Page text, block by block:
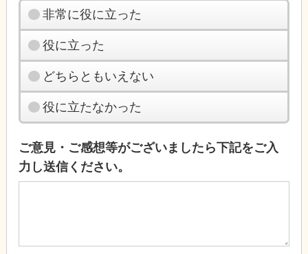
非常に役に立った
役に立った
どちらともいえない
役に立たなかった
ご意見・ご感想等がございましたら下記をご入
力し送信ください。